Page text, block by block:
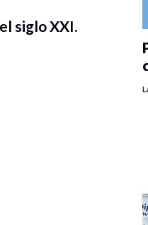
siglo XXI.